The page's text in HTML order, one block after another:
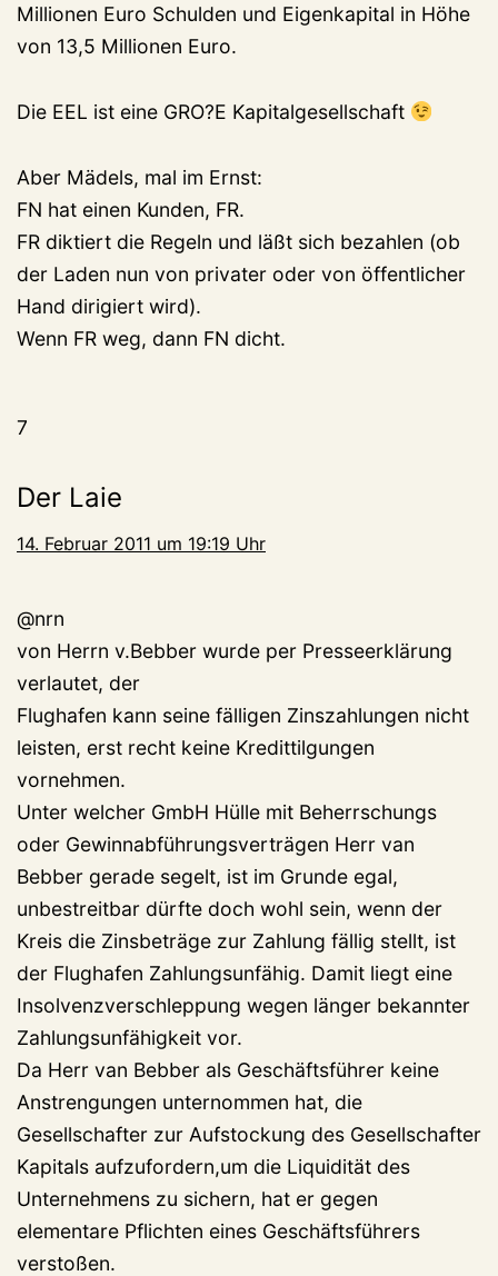
Millionen Euro Schulden und Eigenkapital in Höhe
von 13,5 Millionen Euro.
Die EEL ist eine GRO?E Kapitalgesellschaft
Aber Mädels, mal im Ernst:
FN hat einen Kunden, FR.
FR diktiert die Regeln und läßt sich bezahlen (ob
der Laden nun von privater oder von öffentlicher
Hand dirigiert wird).
Wenn FR weg, dann FN dicht.
7
Der Laie
14. Februar 2011 um 19:19 Uhr
@nrn
von Herrn v.Bebber wurde per Presseerklärung
verlautet, der
Flughafen kann seine fälligen Zinszahlungen nicht
leisten, erst recht keine Kredittilgungen
vornehmen.
Unter welcher GmbH Hülle mit Beherrschungs
oder Gewinnabführungsverträgen Herr van
Bebber gerade segelt, ist im Grunde egal,
unbestreitbar dürfte doch wohl sein, wenn der
Kreis die Zinsbeträge zur Zahlung fällig stellt, ist
der Flughafen Zahlungsunfähig. Damit liegt eine
Insolvenzverschleppung wegen länger bekannter
Zahlungsunfähigkeit vor.
Da Herr van Bebber als Geschäftsführer keine
Anstrengungen unternommen hat, die
Gesellschafter zur Aufstockung des Gesellschafter
Kapitals aufzufordern,um die Liquidität des
Unternehmens zu sichern, hat er gegen
elementare Pflichten eines Geschäftsführers
verstoßen.